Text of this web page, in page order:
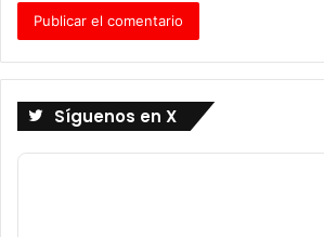
Síguenos en X